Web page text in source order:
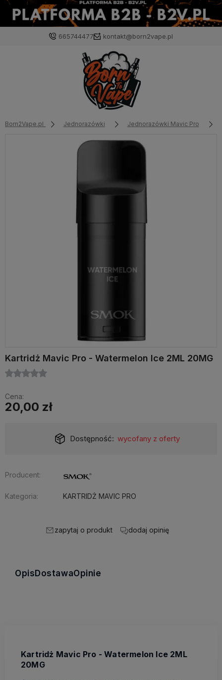
665744477 kontakt@born2vape.pl
Born2Vape.pl Jednorazówki Jednorazówki Mavic Pro
Kartridż Mavic Pro - Watermelon Ice 2ML 20MG
Cena:
20,00 zł
Dostępność: wycofany z oferty
Producent:
Kategoria: KARTRIDŻ MAVIC PRO
zapytaj o produkt dodaj opinię
Opis DostawaOpinie
Kartridż Mavic Pro - Watermelon Ice 2ML
20MG